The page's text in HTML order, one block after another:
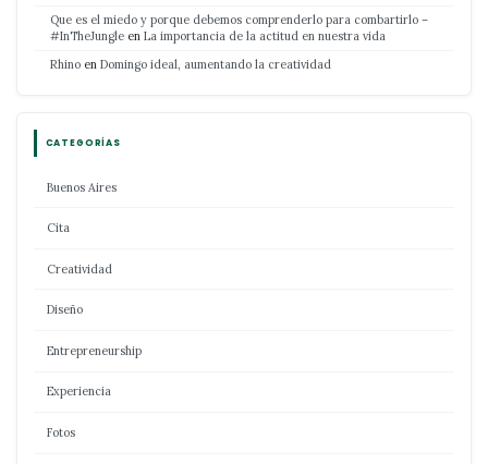
Que es el miedo y porque debemos comprenderlo para combartirlo –
#InTheJungle en La importancia de la actitud en nuestra vida
Rhino en Domingo ideal, aumentando la creatividad
CATEGORÍAS
Buenos Aires
Cita
Creatividad
Diseño
Entrepreneurship
Experiencia
Fotos